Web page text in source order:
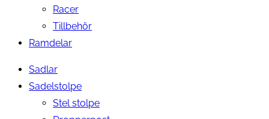
Racer
Tillbehör
Ramdelar
Sadlar
Sadelstolpe
Stel stolpe